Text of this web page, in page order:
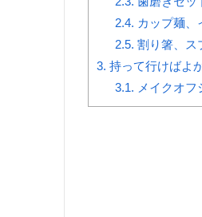
2.4. カップ麺、
2.5. 割り箸、ス
3. 持って行けばよ
3.1. メイクオフ